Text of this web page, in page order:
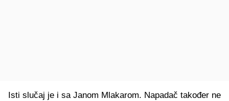
Isti slučaj je i sa Janom Mlakarom. Napadač također ne